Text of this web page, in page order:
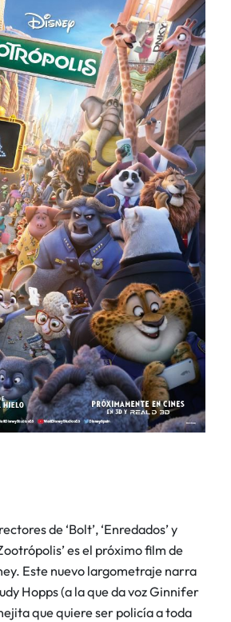
de ‘Bolt’, ‘Enredados’ y
es el próximo film de
Este nuevo largometraje narra
Hopps (a la que da voz Ginnifer
que quiere ser policía a toda